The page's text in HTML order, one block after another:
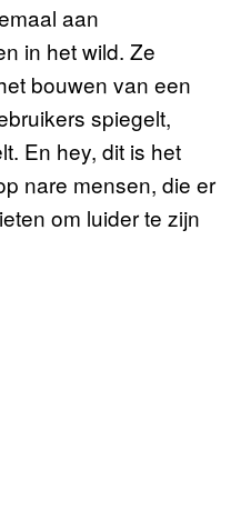
aan
in het wild. Ze
bouwen van een
spiegelt,
En hey, dit is het
nare mensen, die er
om luider te zijn